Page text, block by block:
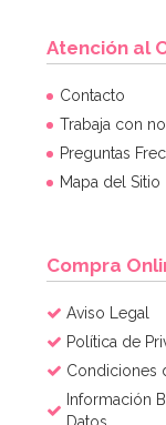
Atención al
Contacto
Trabaja con
Preguntas
Mapa del Sitio
Compra
Aviso Legal
Política de
Condiciones
Información